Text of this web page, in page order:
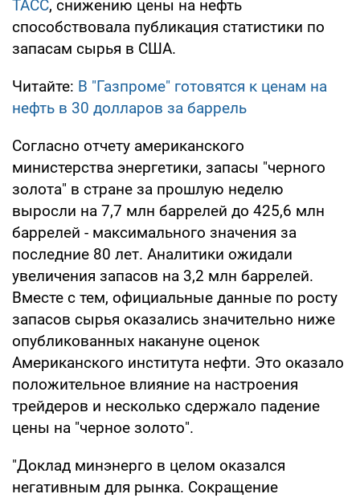
ТАСС, снижению цены на нефть
способствовала публикация статистики по
запасам сырья в США.
Читайте: В "Газпроме" готовятся к ценам на
нефть в 30 долларов за баррель
Согласно отчету американского
министерства энергетики, запасы "черного
золота" в стране за прошлую неделю
выросли на 7,7 млн баррелей до 425,6 млн
баррелей - максимального значения за
последние 80 лет. Аналитики ожидали
увеличения запасов на 3,2 млн баррелей.
Вместе с тем, официальные данные по росту
запасов сырья оказались значительно ниже
опубликованных накануне оценок
Американского института нефти. Это оказало
положительное влияние на настроения
трейдеров и несколько сдержало падение
цены на "черное золото".
"Доклад минэнерго в целом оказался
негативным для рынка. Сокращение